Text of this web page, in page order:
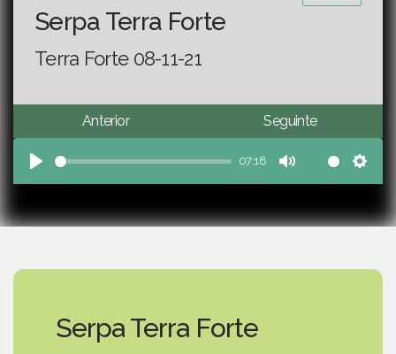
Serpa Terra Forte
Terra Forte 08-11-21
Anterior Seguinte
Play
07:18
Mute
Serpa Terra Forte